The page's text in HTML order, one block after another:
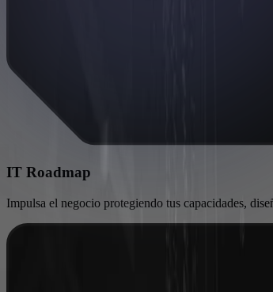
IT Roadmap
Impulsa el negocio protegiendo tus capacidades,